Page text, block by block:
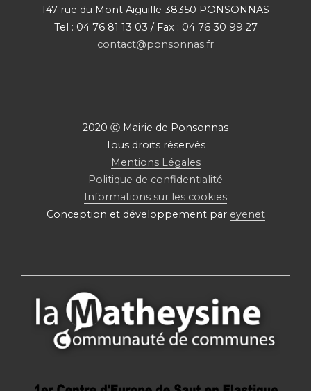
147 rue du Mont Aiguille 38350 PONSONNAS
Tel : 04 76 81 13 03 / Fax : 04 76 30 99 27
contact@ponsonnas.fr
2020 ⓒ Mairie de Ponsonnas
Tous droits réservés
Mentions Légales
Politique de confidentialité
Informations sur les cookies
Conception et développement par eyenet